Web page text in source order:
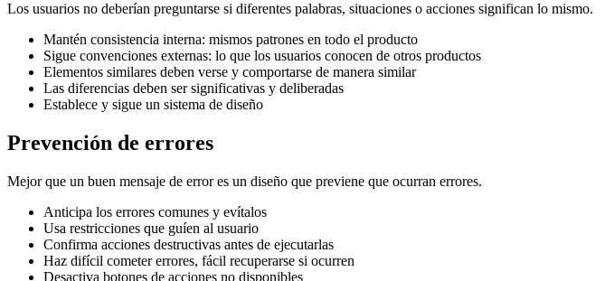
Los usuarios no deberían preguntarse si diferentes palabras, situaciones o acciones significan lo mismo.
Mantén consistencia interna: mismos patrones en todo el producto
Sigue convenciones externas: lo que los usuarios conocen de otros productos
Elementos similares deben verse y comportarse de manera similar
Las diferencias deben ser significativas y deliberadas
Establece y sigue un sistema de diseño
Prevención de errores
Mejor que un buen mensaje de error es un diseño que previene que ocurran errores.
Anticipa los errores comunes y evítalos
Usa restricciones que guíen al usuario
Confirma acciones destructivas antes de ejecutarlas
Haz difícil cometer errores, fácil recuperarse si ocurren
Desactiva botones de acciones no disponibles